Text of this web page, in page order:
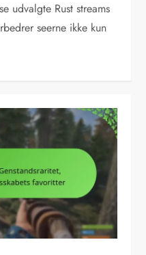
udvalgte Rust streams
seerne ikke kun